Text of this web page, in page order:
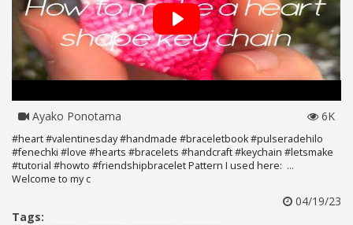
Ayako Ponotama 6K
#heart #valentinesday #handmade #braceletbook #pulseradehilo
#fenechki #love #hearts #bracelets #handcraft #keychain #letsmake
#tutorial #howto #friendshipbracelet Pattern I used here: ...
Welcome to my c
04/19/23
Tags: